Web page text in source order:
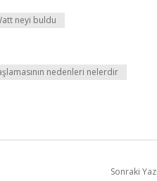
neyi buldu
nedenleri nelerdir
Sonraki